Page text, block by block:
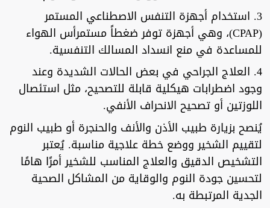
3. استخدام أجهزة التنفس الاصطناعي المستمر
(CPAP)، وهي أجهزة توفر ضغطاً مستمرأس الهواء
للمساعدة في منع انسداد المسالك التنفسية.
4. العلاج الجراحي في بعض الحالات الشديدة وعند
وجود اضطرابات هيكلية قابلة للتصحيح، مثل استئصال
اللوزتين أو تصحيح الانحراف الأنفي.
يُنصح بزيارة طبيب الأذن والأنف والحنجرة أو طبيب النوم
لتقييم الشخير ووضع خطة علاجية مناسبة. يُعتبر
التشخيص الدقيق والعلاج المناسب للشخير أمرًا هامًا
لتحسين جودة النوم والوقاية من المشاكل الصحية
الجدية المرتبطة به.